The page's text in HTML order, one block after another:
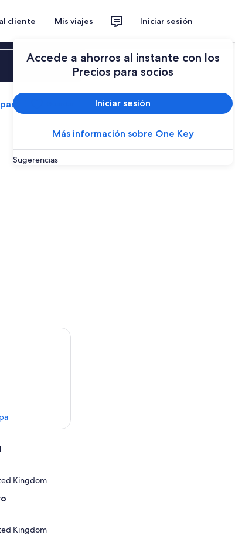
cliente Mis viajes Iniciar sesión
Accede a ahorros al instante con los
Precios para socios
Iniciar sesión
Más información sobre One Key
Sugerencias
Iniciar sesión
Kingdom
Kingdom